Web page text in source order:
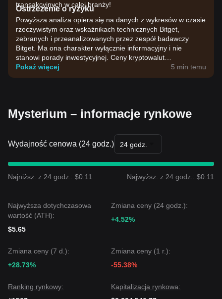
transakcyjnych w całej branży!
Ostrzeżenie o ryzyku
Powyższa analiza opiera się na danych z wykresów w czasie
rzeczywistym oraz wskaźnikach technicznych Bitget,
zebranych i przeanalizowanych przez zespół badawczy
Bitget. Ma ona charakter wyłącznie informacyjny i nie
stanowi porady inwestycyjnej. Ceny kryptowalut
charakteryzują się dużą zmiennością. Podejmuj decyzje
inwestycyjne, biorąc pod uwagę własną tolerancję ryzyka.
Pokaż więcej 5 min temu
Mysterium – informacje rynkowe
Wydajność cenowa (24 godz.) 24 godz.
Najniższ. z 24 godz.: $0.11 Najwyższ. z 24 godz.: $0.11
Najwyższa dotychczasowa
wartość (ATH):
$5.65
Zmiana ceny (24 godz.):
+4.52%
Zmiana ceny (7 d.):
+28.73%
Zmiana ceny (1 r.):
-55.38%
Ranking rynkowy:
Kapitalizacja rynkowa: